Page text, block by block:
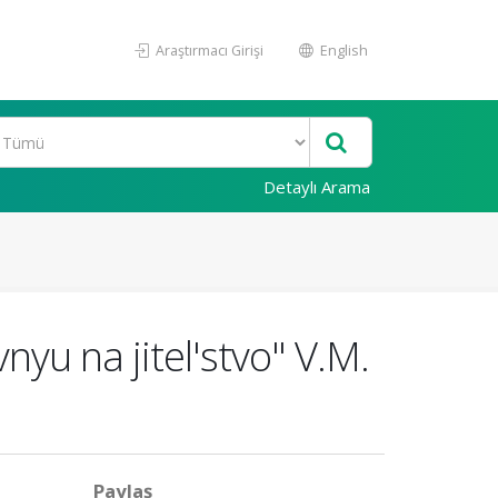
Araştırmacı Girişi English
Detaylı Arama
na jitel'stvo" V.M.
Paylaş